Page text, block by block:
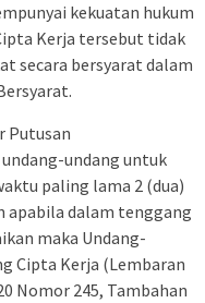
kekuatan hukum
Kerja tersebut tidak
secara bersyarat dalam
Putusan
undang untuk
paling lama 2 (dua)
apabila dalam tenggang
maka Undang-
Cipta Kerja (Lembaran
Nomor 245, Tambahan